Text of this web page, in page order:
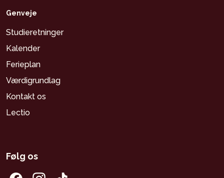
Genveje
Studieretninger
Kalender
Ferieplan
Værdigrundlag
Kontakt os
Lectio
Følg os